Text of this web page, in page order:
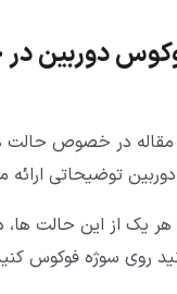
دوربین
مقاله در خصوص
توضیحاتی ارائه
هر یک از این حالت
روی سوژه فوکوس